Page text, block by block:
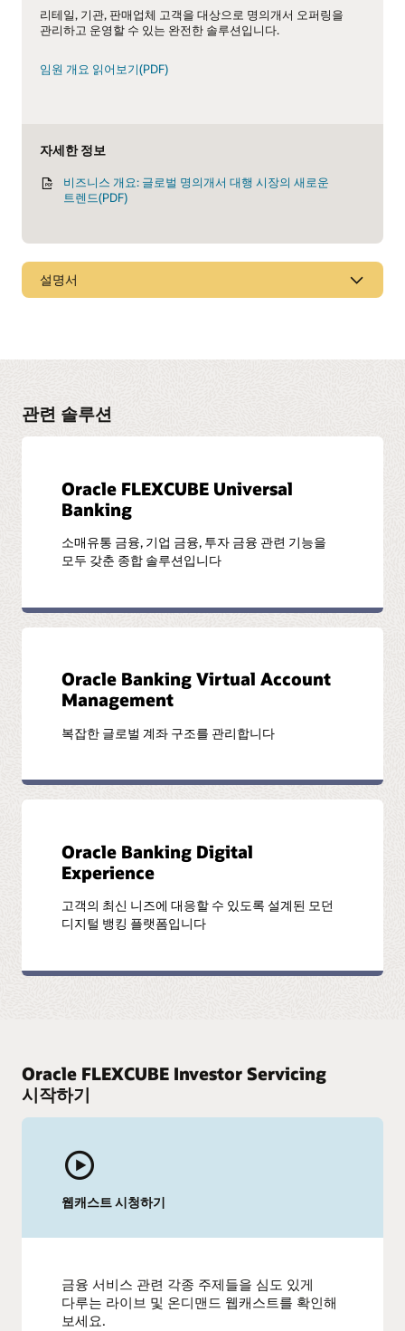
리테일, 기관, 판매업체 고객을 대상으로 명의개서 오퍼링을
관리하고 운영할 수 있는 완전한 솔루션입니다.
임원 개요 읽어보기(PDF)
자세한 정보
비즈니스 개요: 글로벌 명의개서 대행 시장의 새로운
트렌드(PDF)
설명서
설명서 라이브러리 방문하기
관련 솔루션
Oracle FLEXCUBE Universal
Banking
소매유통 금융, 기업 금융, 투자 금융 관련 기능을
모두 갖춘 종합 솔루션입니다
Oracle Banking Virtual Account
Management
복잡한 글로벌 계좌 구조를 관리합니다
Oracle Banking Digital
Experience
고객의 최신 니즈에 대응할 수 있도록 설계된 모던
디지털 뱅킹 플랫폼입니다
Oracle FLEXCUBE Investor Servicing
시작하기
웹캐스트 시청하기
금융 서비스 관련 각종 주제들을 심도 있게
다루는 라이브 및 온디맨드 웹캐스트를 확인해
보세요.